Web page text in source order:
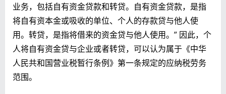
业务，包括自有资金贷款和转贷。自有资金贷款，是指
将自有资本金或吸收的单位、个人的存款贷与他人使
用。转贷，是指将借来的资金贷与他人使用。” 因此，个
人将自有资金贷与企业或者转贷，可以认为属于《中华
人民共和国营业税暂行条例》第一条规定的应纳税劳务
范围。